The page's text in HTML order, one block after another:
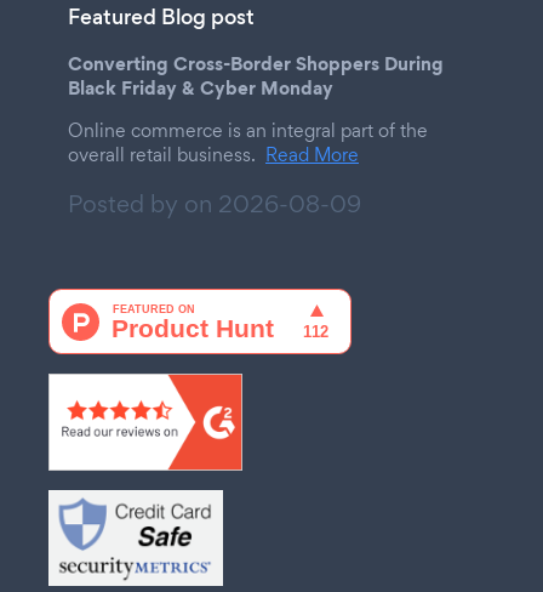
Featured Blog post
Converting Cross-Border Shoppers During
Black Friday & Cyber Monday
Online commerce is an integral part of the
overall retail business. Read More
Posted by on 2026-08-09